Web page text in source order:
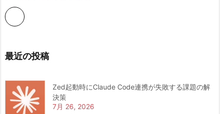
最近の投稿
Zed起動時にClaude Code連携が失敗する課題の解
決策
7月 26, 2026